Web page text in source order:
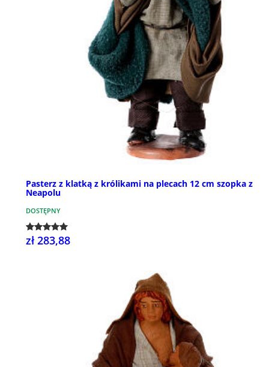
Pasterz z klatką z królikami na plecach 12 cm szopka z
Neapolu
DOSTĘPNY
zł 283,88